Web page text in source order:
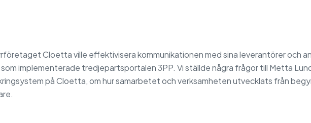
Cloetta ville effektivisera kommunikationen med sina leverantörer och
implementerade tredjepartsportalen 3PP. Vi ställde några frågor till Metta
på Cloetta, om hur samarbetet och verksamheten utvecklats från